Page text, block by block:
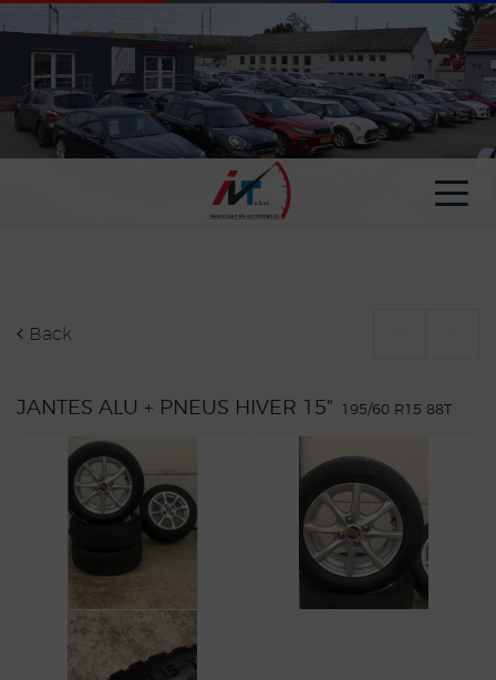
Back
JANTES ALU + PNEUS HIVER 15" 195/60 R15 88T
Cookies management panel